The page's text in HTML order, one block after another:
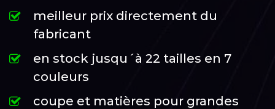
meilleur prix directement du
fabricant
en stock jusqu´à 22 tailles en 7
couleurs
coupe et matières pour grandes